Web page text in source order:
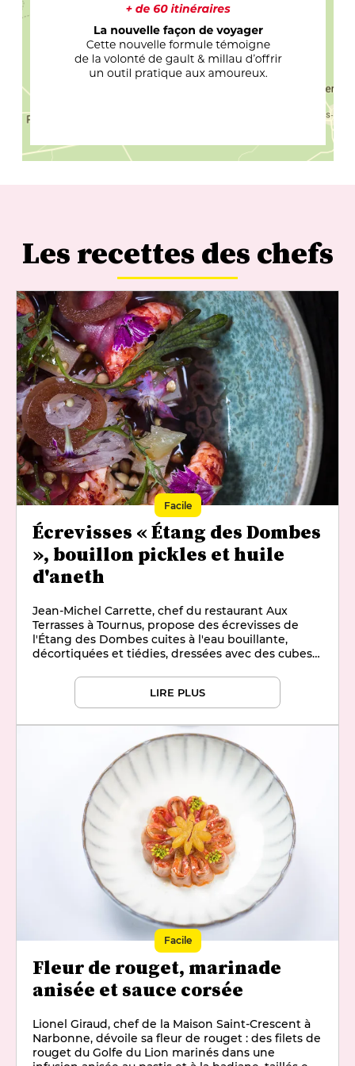
Les recettes des chefs
Facile
Écrevisses « Étang des Dombes
», bouillon pickles et huile
d'aneth
Jean-Michel Carrette, chef du restaurant Aux
Terrasses à Tournus, propose des écrevisses de
l'Étang des Dombes cuites à l'eau bouillante,
décortiquées et tiédies, dressées avec des cubes
pelotes de radis daïkon, un bouillon pickles à la
betterave rouge et à l'oignon, des graines de
sarrasin torréfiées et une huile d'aneth.
LIRE PLUS
Facile
Fleur de rouget, marinade
anisée et sauce corsée
Lionel Giraud, chef de la Maison Saint-Crescent à
Narbonne, dévoile sa fleur de rouget : des filets de
rouget du Golfe du Lion marinés dans une